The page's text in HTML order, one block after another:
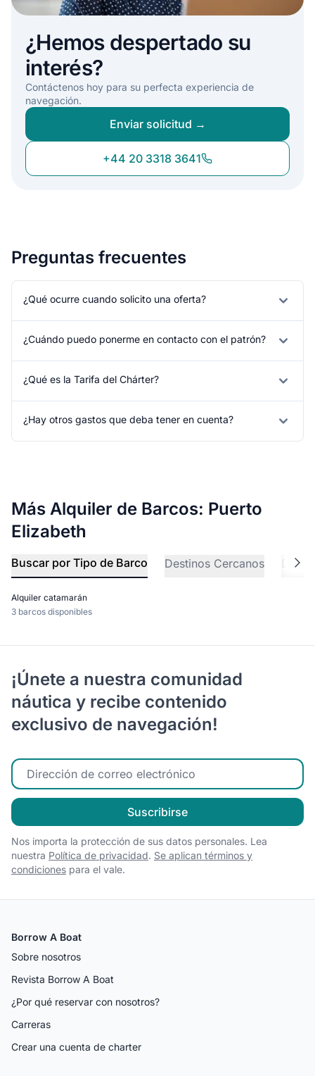
¿Hemos despertado su
interés?
Contáctenos hoy para su perfecta experiencia de
navegación.
Enviar solicitud →
+44 20 3318 3641
Preguntas frecuentes
¿Qué ocurre cuando solicito una oferta?
¿Cuándo puedo ponerme en contacto con el patrón?
¿Qué es la Tarifa del Chárter?
¿Hay otros gastos que deba tener en cuenta?
Más Alquiler de Barcos: Puerto
Elizabeth
Buscar por Tipo de Barco Destinos Cercanos
Alquiler catamarán
3 barcos disponibles
¡Únete a nuestra comunidad
náutica y recibe contenido
exclusivo de navegación!
Ingrese su correo electrónico
Suscribirse
Nos importa la protección de sus datos personales. Lea
nuestra Política de privacidad. Se aplican términos y
condiciones para el vale.
Borrow A Boat
Sobre nosotros
Revista Borrow A Boat
¿Por qué reservar con nosotros?
Carreras
Crear una cuenta de charter